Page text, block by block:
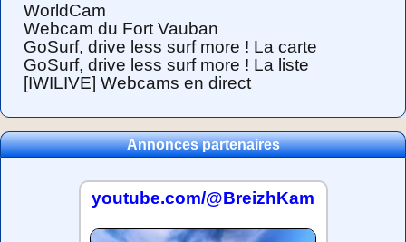
WorldCam
Webcam du Fort Vauban
GoSurf, drive less surf more ! La carte
GoSurf, drive less surf more ! La liste
[IWILIVE] Webcams en direct
Annonces partenaires
youtube.com/@BreizhKam